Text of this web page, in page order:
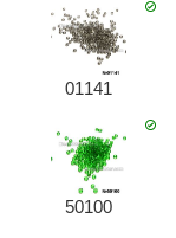
01141
50100